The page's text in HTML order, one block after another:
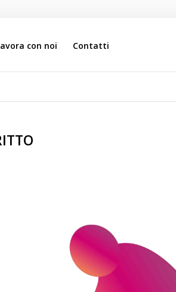
con noi Contatti